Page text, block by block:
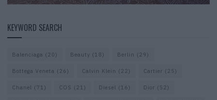
KEYWORD SEARCH
Balenciaga (20) Beauty (18) Berlin (29)
Bottega Veneta (26) Calvin Klein (22) Cartier (25)
Chanel (71) COS (21) Diesel (16) Dior (52)